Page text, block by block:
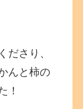
ださり、
んと柿の
！